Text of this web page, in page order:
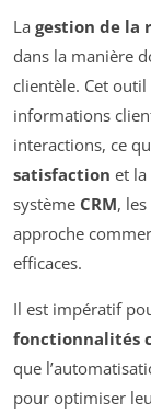
La gestion de la
dans la manière
clientèle. Cet
informations
interactions, ce
satisfaction et la
système CRM,
approche
efficaces.
Il est impératif
fonctionnalités
que
pour optimiser